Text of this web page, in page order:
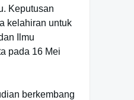
Keputusan
kelahiran untuk
Ilmu
pada 16 Mei
berkembang